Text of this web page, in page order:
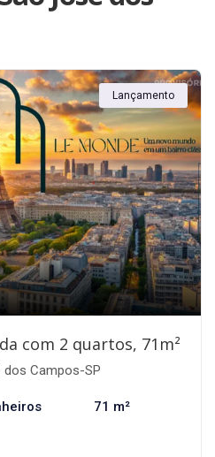
Lançamento
com 2 quartos, 71m²
dos Campos-SP
71 m²